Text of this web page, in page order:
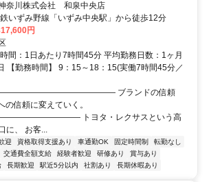
奈川株式会社 和泉中央店
いずみ野線「いずみ中央駅」から徒歩12分
円
間：1日あたり7時間45分 平均勤務日数：1ヶ月
【勤務時間】 9：15～18：15(実働7時間45分／
ブランドの信頼
の信頼に変えていく。
トヨタ・レクサスという高
に、 お客...
迎 資格取得支援あり 車通勤OK 固定時間制
転勤なし
交通費全額支給 経験者歓迎 研修あり
賞与あり
長期歓迎 駅近5分以内 社割あり 長期休暇あり